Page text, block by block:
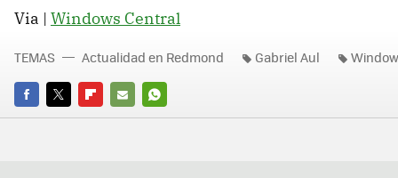
Via | Windows Central
FACEBOOK
TWITTERFLIPBOARD
E-
WHATSAPP
TEMAS Actualidad en Redmond Gabriel Aul